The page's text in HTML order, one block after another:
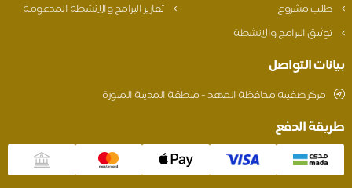
طلب مشروع
تقارير البرامج والانشطة المدعومة
توثيق البرامج والانشطة
بيانات التواصل
مركز صفينه محافظة المهد - منطقة المدينة المنورة
طريقة الدفع